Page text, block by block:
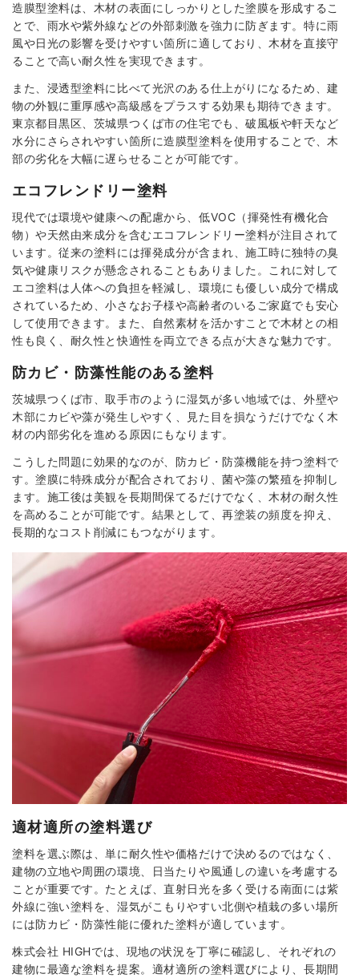
造膜型塗料は、木材の表面にしっかりとした塗膜を形成するこ
とで、雨水や紫外線などの外部刺激を強力に防ぎます。特に雨
風や日光の影響を受けやすい箇所に適しており、木材を直接守
ることで高い耐久性を実現できます。
また、浸透型塗料に比べて光沢のある仕上がりになるため、建
物の外観に重厚感や高級感をプラスする効果も期待できます。
東京都目黒区、茨城県つくば市の住宅でも、破風板や軒天など
水分にさらされやすい箇所に造膜型塗料を使用することで、木
部の劣化を大幅に遅らせることが可能です。
エコフレンドリー塗料
現代では環境や健康への配慮から、低VOC（揮発性有機化合
物）や天然由来成分を含むエコフレンドリー塗料が注目されて
います。従来の塗料には揮発成分が含まれ、施工時に独特の臭
気や健康リスクが懸念されることもありました。これに対して
エコ塗料は人体への負担を軽減し、環境にも優しい成分で構成
されているため、小さなお子様や高齢者のいるご家庭でも安心
して使用できます。また、自然素材を活かすことで木材との相
性も良く、耐久性と快適性を両立できる点が大きな魅力です。
防カビ・防藻性能のある塗料
茨城県つくば市、取手市のように湿気が多い地域では、外壁や
木部にカビや藻が発生しやすく、見た目を損なうだけでなく木
材の内部劣化を進める原因にもなります。
こうした問題に効果的なのが、防カビ・防藻機能を持つ塗料で
す。塗膜に特殊成分が配合されており、菌や藻の繁殖を抑制し
ます。施工後は美観を長期間保てるだけでなく、木材の耐久性
を高めることが可能です。結果として、再塗装の頻度を抑え、
長期的なコスト削減にもつながります。
適材適所の塗料選び
塗料を選ぶ際は、単に耐久性や価格だけで決めるのではなく、
建物の立地や周囲の環境、日当たりや風通しの違いを考慮する
ことが重要です。たとえば、直射日光を多く受ける南面には紫
外線に強い塗料を、湿気がこもりやすい北側や植栽の多い場所
には防カビ・防藻性能に優れた塗料が適しています。
株式会社 HIGHでは、現地の状況を丁寧に確認し、それぞれの
建物に最適な塗料を提案。適材適所の塗料選びにより、長期間